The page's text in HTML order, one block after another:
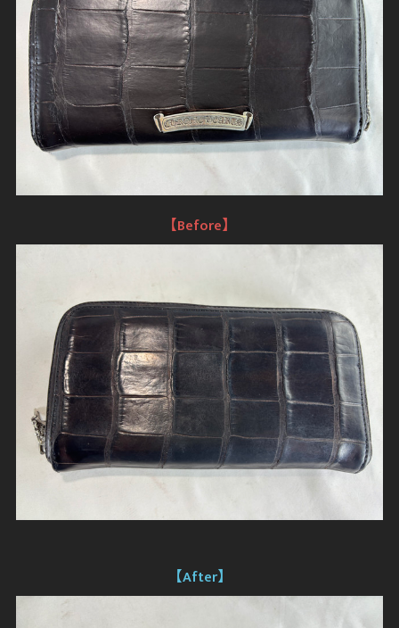
【Before】
【After】